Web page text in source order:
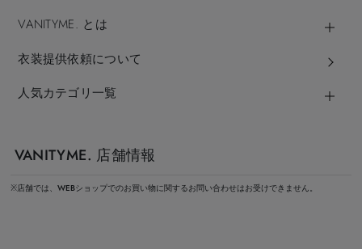
VANITYME. とは
衣装提供依頼について
人気カテゴリ一覧
VANITYME. 店舗情報
※店舗では、WEBショップでのお買い物に関するお問い合わせはお受けできません。